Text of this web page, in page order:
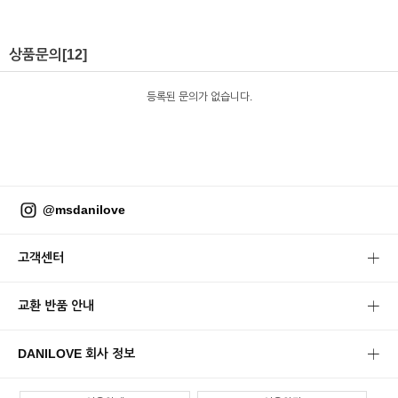
상품문의 [12]
등록된 문의가 없습니다.
@msdanilove
고객센터
교환 반품 안내
DANILOVE 회사 정보